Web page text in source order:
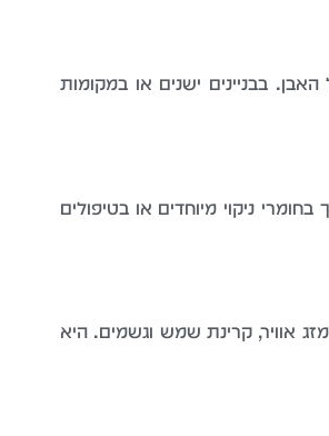
בבניינים ישנים או במקומות
ניקוי מיוחדים או בטיפולים
אוויר, קרינת שמש וגשמים. היא